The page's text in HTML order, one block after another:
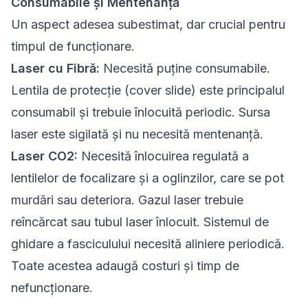
Un aspect adesea subestimat, dar crucial pentru
timpul de funcționare.
Laser cu Fibră: Necesită puține consumabile.
Lentila de protecție (cover slide) este principalul
consumabil și trebuie înlocuită periodic. Sursa
laser este sigilată și nu necesită mentenanță.
Laser CO2: Necesită înlocuirea regulată a
lentilelor de focalizare și a oglinzilor, care se pot
murdări sau deteriora. Gazul laser trebuie
reîncărcat sau tubul laser înlocuit. Sistemul de
ghidare a fasciculului necesită aliniere periodică.
Toate acestea adaugă costuri și timp de
nefuncționare.